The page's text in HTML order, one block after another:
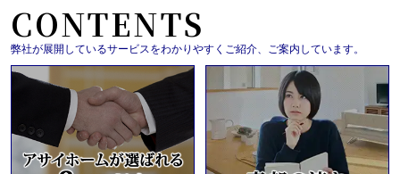
CONTENTS
弊社が展開しているサービスをわかりやすくご紹介、ご案内しています。